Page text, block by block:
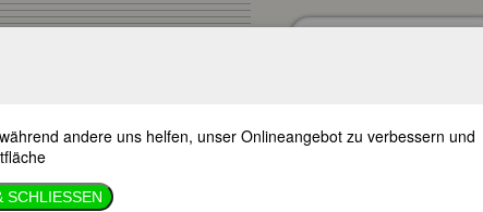
andere uns helfen, unser Onlineangebot zu verbessern und